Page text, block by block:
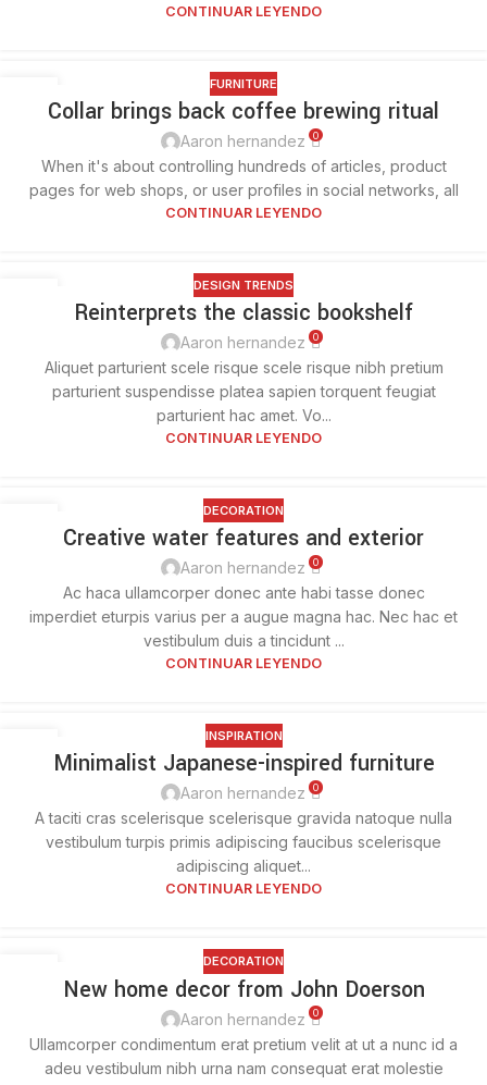
CONTINUAR LEYENDO
FURNITURE
Collar brings back coffee brewing ritual
Aaron hernandez 0
When it's about controlling hundreds of articles, product
pages for web shops, or user profiles in social networks, all
CONTINUAR LEYENDO
DESIGN TRENDS
Reinterprets the classic bookshelf
Aaron hernandez 0
Aliquet parturient scele risque scele risque nibh pretium
parturient suspendisse platea sapien torquent feugiat
parturient hac amet. Vo...
CONTINUAR LEYENDO
DECORATION
Creative water features and exterior
Aaron hernandez 0
Ac haca ullamcorper donec ante habi tasse donec
imperdiet eturpis varius per a augue magna hac. Nec hac et
vestibulum duis a tincidunt ...
CONTINUAR LEYENDO
INSPIRATION
Minimalist Japanese-inspired furniture
Aaron hernandez 0
A taciti cras scelerisque scelerisque gravida natoque nulla
vestibulum turpis primis adipiscing faucibus scelerisque
adipiscing aliquet...
CONTINUAR LEYENDO
DECORATION
New home decor from John Doerson
Aaron hernandez 0
Ullamcorper condimentum erat pretium velit at ut a nunc id a
adeu vestibulum nibh urna nam consequat erat molestie